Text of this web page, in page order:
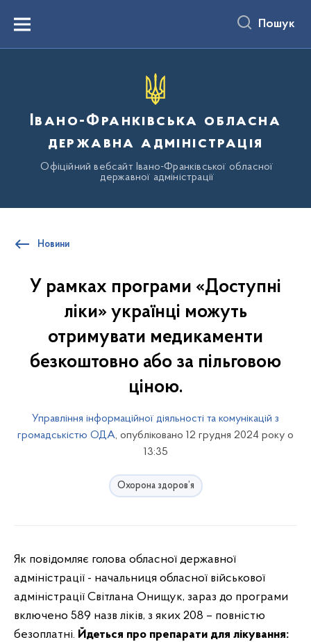
вмістуMenu Пошук
Івано-Франківська обласна
державна адміністрація
Офіційний вебсайт Івано-Франківської обласної
державної адміністрації
Новини
У рамках програми «Доступні
ліки» українці можуть
отримувати медикаменти
безкоштовно або за пільговою
ціною.
Управління інформаційної діяльності та комунікацій з
громадськістю ОДА, опубліковано 12 грудня 2024 року о
13:35
Охорона здоров’я
Як повідомляє голова обласної державної
адміністрації - начальниця обласної військової
адміністрації Світлана Онищук, зараз до програми
включено 589 назв ліків, з яких 208 – повністю
безоплатні. Йдеться про препарати для лікування: